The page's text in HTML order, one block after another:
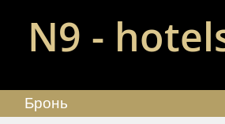
N9 -
Бронь